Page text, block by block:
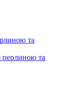
перлиною та